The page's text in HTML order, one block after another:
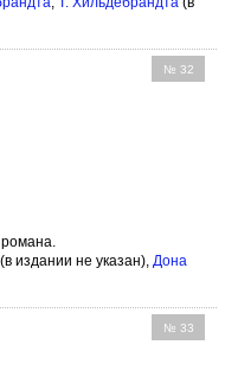
№ 32
(в издании не указан), Дона
№ 33